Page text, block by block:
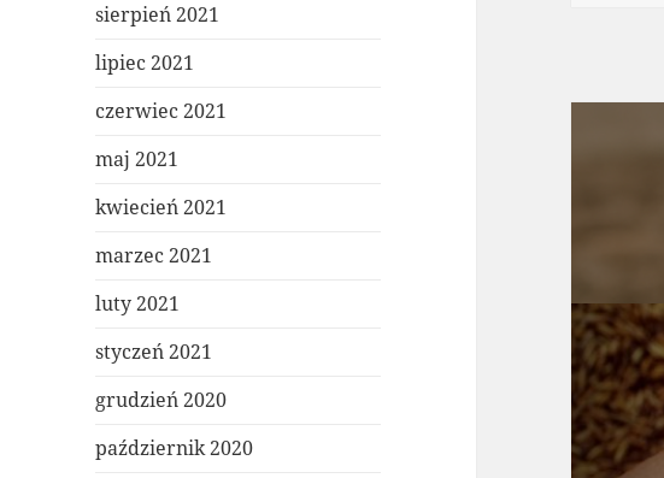
sierpień 2021
lipiec 2021
czerwiec 2021
maj 2021
kwiecień 2021
marzec 2021
luty 2021
styczeń 2021
grudzień 2020
październik 2020